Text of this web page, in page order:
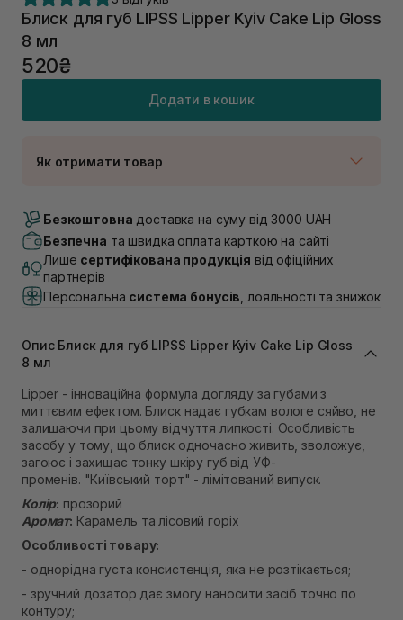
Блиск для губ LIPSS Lipper Kyiv Cake Lip Gloss
8 мл
520₴
Додати в кошик
Як отримати товар
В наявності
Самовивіз м. Луцьк, вул. Винниченка 4
В наявності
Самовивіз м. Львів, вул. Академіка Підстригача, 1В
(Duck’s Lake)
В наявності
В наявності
Самовивіз м. Рівне, вул. 16-го Липня, 15
В наявності
Самовивіз м. Рівне, вул. Кулика і Гудачека 23 (ТЦ
Екватор)
В наявності
Безкоштовна доставка на суму від 3000 UAH
Безпечна та швидка оплата карткою на сайті
Лише сертифікована продукція від офіційних
партнерів
Персональна система бонусів , лояльності та знижок
Опис Блиск для губ LIPSS Lipper Kyiv Cake Lip Gloss
8 мл
Lipper - інноваційна формула догляду за губами з
миттєвим ефектом. Блиск надає губкам вологе сяйво, не
залишаючи при цьому відчуття липкості. Особливість
засобу у тому, що блиск одночасно живить, зволожує,
загоює і захищає тонку шкіру губ від УФ-
променів. "Київський торт" - лімітований випуск.
Колір: прозорий
Аромат: Карамель та лісовий горіх
Особливості товару:
- однорідна густа консистенція, яка не розтікається;
- зручний дозатор дає змогу наносити засіб точно по
контуру;